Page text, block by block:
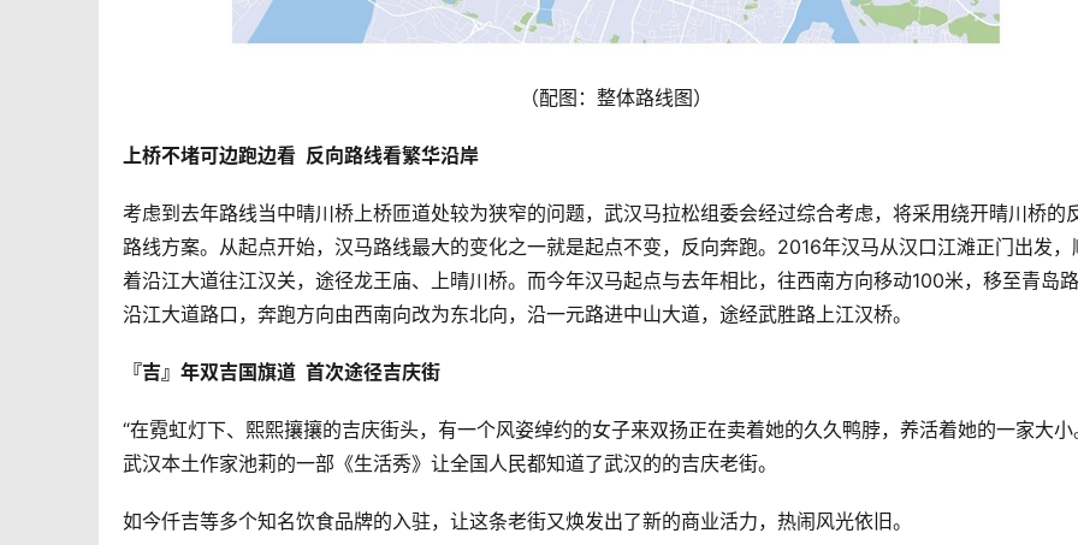
（配图：整体路线图）
上桥不堵可边跑边看  反向路线看繁华沿岸
考虑到去年路线当中晴川桥上桥匝道处较为狭窄的问题，武汉马拉松组委会经过综合考虑，将采用绕开晴川桥的
路线方案。从起点开始，汉马路线最大的变化之一就是起点不变，反向奔跑。2016年汉马从汉口江滩正门出发，
着沿江大道往江汉关，途径龙王庙、上晴川桥。而今年汉马起点与去年相比，往西南方向移动100米，移至青岛
沿江大道路口，奔跑方向由西南向改为东北向，沿一元路进中山大道，途经武胜路上江汉桥。
『吉』年双吉国旗道  首次途径吉庆街
“在霓虹灯下、熙熙攘攘的吉庆街头，有一个风姿绰约的女子来双扬正在卖着她的久久鸭脖，养活着她的一家大小
武汉本土作家池莉的一部《生活秀》让全国人民都知道了武汉的的吉庆老街。
如今仟吉等多个知名饮食品牌的入驻，让这条老街又焕发出了新的商业活力，热闹风光依旧。